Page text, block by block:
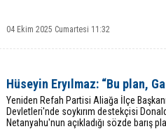
04 Ekim 2025 Cumartesi 11:32
Hüseyin Eryılmaz: “Bu plan,
Yeniden Refah Partisi Aliağa İlçe
Devletleri'nde soykırım destekçisi
Netanyahu'nun açıkladığı sözde barış